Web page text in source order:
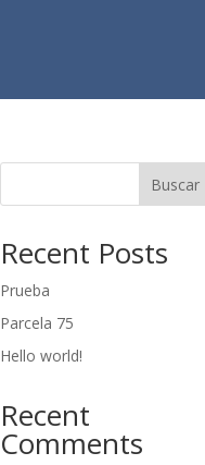
Buscar
Recent Posts
Prueba
Parcela 75
Hello world!
Recent
Comments